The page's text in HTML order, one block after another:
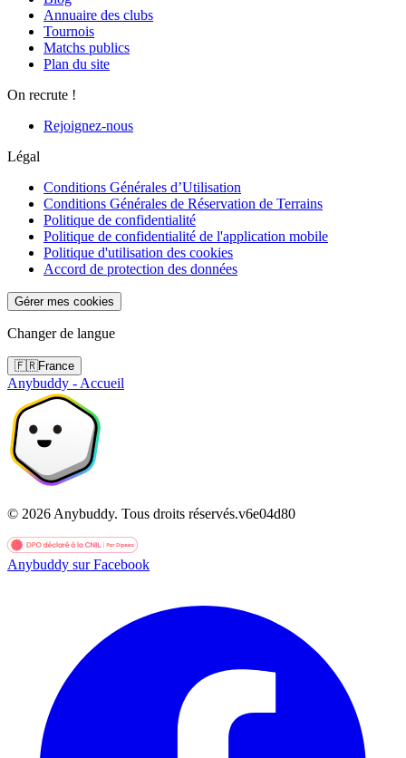
Annuaire des clubs
Tournois
Matchs publics
Plan du site
On recrute !
Rejoignez-nous
Légal
Conditions Générales d’Utilisation
Conditions Générales de Réservation de Terrains
Politique de confidentialité
Politique de confidentialité de l'application mobile
Politique d'utilisation des cookies
Accord de protection des données
Gérer mes cookies
Changer de langue
🇫🇷France
Anybuddy - Accueil
© 2026 Anybuddy. Tous droits réservés.v6e04d80
Anybuddy sur Facebook